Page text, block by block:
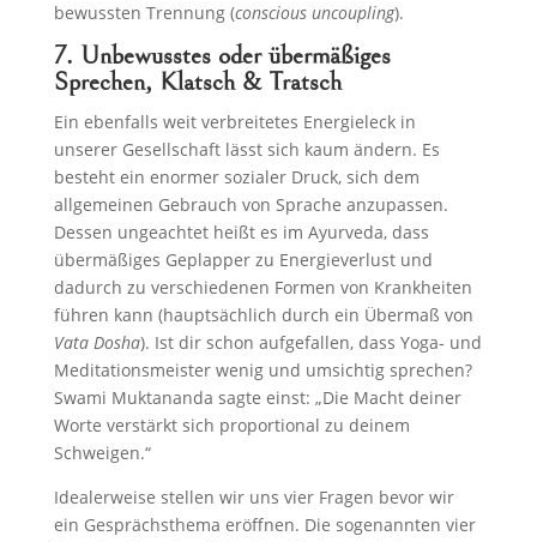
bewussten Trennung (conscious uncoupling).
7. Unbewusstes oder übermäßiges
Sprechen, Klatsch & Tratsch
Ein ebenfalls weit verbreitetes Energieleck in
unserer Gesellschaft lässt sich kaum ändern. Es
besteht ein enormer sozialer Druck, sich dem
allgemeinen Gebrauch von Sprache anzupassen.
Dessen ungeachtet heißt es im Ayurveda, dass
übermäßiges Geplapper zu Energieverlust und
dadurch zu verschiedenen Formen von Krankheiten
führen kann (hauptsächlich durch ein Übermaß von
Vata Dosha). Ist dir schon aufgefallen, dass Yoga- und
Meditationsmeister wenig und umsichtig sprechen?
Swami Muktananda sagte einst: „Die Macht deiner
Worte verstärkt sich proportional zu deinem
Schweigen.“
Idealerweise stellen wir uns vier Fragen bevor wir
ein Gesprächsthema eröffnen. Die sogenannten vier